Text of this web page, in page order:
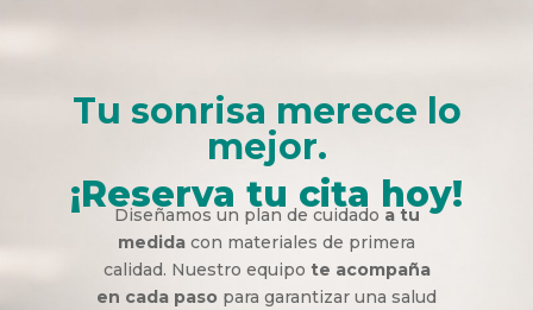
Tu sonrisa merece lo
mejor.
¡Reserva tu cita hoy!
Diseñamos un plan de cuidado a tu
medida con materiales de primera
calidad. Nuestro equipo te acompaña
en cada paso para garantizar una salud